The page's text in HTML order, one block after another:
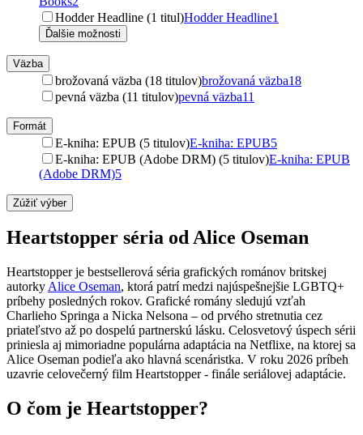
Hodder Headline (1 titul)Hodder Headline1
Ďalšie možnosti
Väzba
brožovaná väzba (18 titulov)brožovaná väzba18
pevná väzba (11 titulov)pevná väzba11
Formát
E-kniha: EPUB (5 titulov)E-kniha: EPUB5
E-kniha: EPUB (Adobe DRM) (5 titulov)E-kniha: EPUB
(Adobe DRM)5
Zúžiť výber
Heartstopper séria od Alice Oseman
Heartstopper je bestsellerová séria grafických románov britskej
autorky Alice Oseman, ktorá patrí medzi najúspešnejšie LGBTQ+
príbehy posledných rokov. Grafické romány sledujú vzťah
Charlieho Springa a Nicka Nelsona – od prvého stretnutia cez
priateľstvo až po dospelú partnerskú lásku. Celosvetový úspech sérii
priniesla aj mimoriadne populárna adaptácia na Netflixe, na ktorej sa
Alice Oseman podieľa ako hlavná scenáristka. V roku 2026 príbeh
uzavrie celovečerný film Heartstopper - finále seriálovej adaptácie.
O čom je Heartstopper?